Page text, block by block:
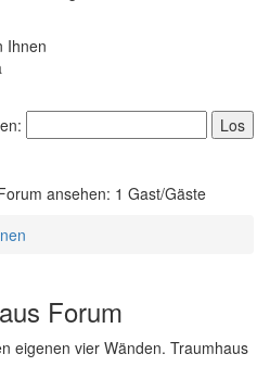
Ihnen
ansehen: 1 Gast/Gäste
Forum
eigenen vier Wänden. Traumhaus